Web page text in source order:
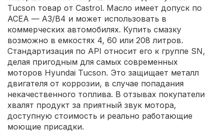
Tucson товар от Castrol. Масло имеет допуск по
АСЕА — А3/В4 и может использовать в
коммерческих автомобилях. Купить смазку
возможно в емкостях 4, 60 или 208 литров.
Стандартизация по API относит его к группе SN,
делая пригодным для самых современных
моторов Hyundai Tucson. Это защищает металл
двигателя от коррозии, в случае попадания
некачественного топлива. В отзывах покупатели
хвалят продукт за приятный звук мотора,
доступную стоимость и реально работающие
моющие присадки.